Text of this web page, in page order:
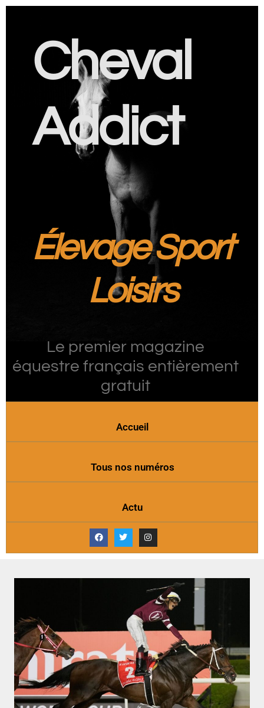
Cheval
Addict
Élevage Sport
Loisirs
Le premier magazine
équestre français entièrement
gratuit
Accueil
Tous nos numéros
Actu